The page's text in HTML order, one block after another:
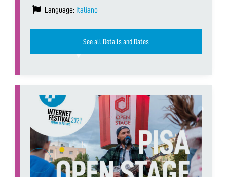
Language: Italiano
See all Details and Dates